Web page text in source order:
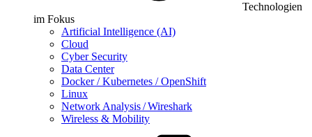
Technologien
im Fokus
Artificial Intelligence (AI)
Cloud
Cyber Security
Data Center
Docker / Kubernetes / OpenShift
Linux
Network Analysis / Wireshark
Wireless & Mobility